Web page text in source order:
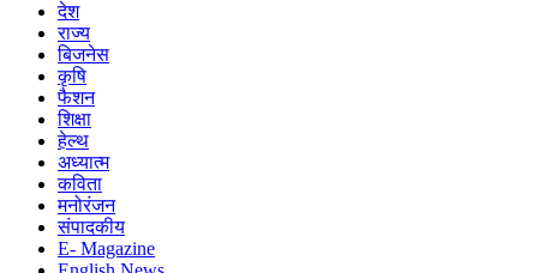
देश
राज्य
बिजनेस
कृषि
फैशन
शिक्षा
हेल्थ
अध्यात्म
कविता
मनोरंजन
संपादकीय
E- Magazine